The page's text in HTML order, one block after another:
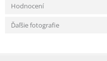
Hodnocení
Ďaľšie fotografie